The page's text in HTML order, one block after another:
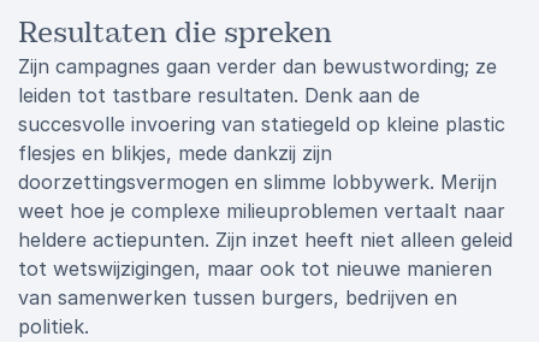
Resultaten die spreken
Zijn campagnes gaan verder dan bewustwording; ze
leiden tot tastbare resultaten. Denk aan de
succesvolle invoering van statiegeld op kleine plastic
flesjes en blikjes, mede dankzij zijn
doorzettingsvermogen en slimme lobbywerk. Merijn
weet hoe je complexe milieuproblemen vertaalt naar
heldere actiepunten. Zijn inzet heeft niet alleen geleid
tot wetswijzigingen, maar ook tot nieuwe manieren
van samenwerken tussen burgers, bedrijven en
politiek.